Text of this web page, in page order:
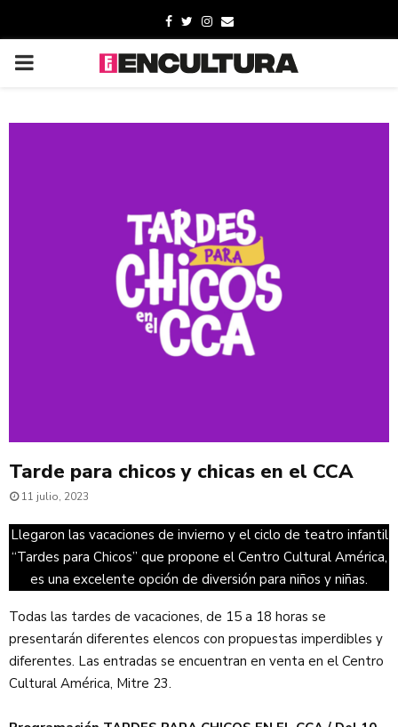
Tarde para chicos y chicas en el CCA
11 julio, 2023
Llegaron las vacaciones de invierno y el ciclo de teatro infantil
“Tardes para Chicos” que propone el Centro Cultural América,
es una excelente opción de diversión para niños y niñas.
Todas las tardes de vacaciones, de 15 a 18 horas se
presentarán diferentes elencos con propuestas imperdibles y
diferentes. Las entradas se encuentran en venta en el Centro
Cultural América, Mitre 23.